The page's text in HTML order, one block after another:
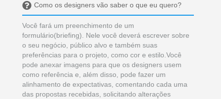
Como os designers vão saber o que eu quero?
Você fará um preenchimento de um
formulário(briefing). Nele você deverá escrever sobre
o seu negócio, público alvo e também suas
preferências para o projeto, como cor e estilo.Você
pode anexar imagens para que os designers usem
como referência e, além disso, pode fazer um
alinhamento de expectativas, comentando cada uma
das propostas recebidas, solicitando alterações